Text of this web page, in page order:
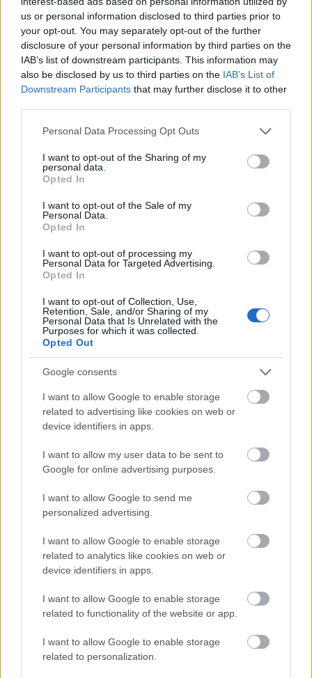
us or personal information disclosed to third parties prior to
your opt-out. You may separately opt-out of the further
disclosure of your personal information by third parties on the
IAB’s list of downstream participants. This information may
also be disclosed by us to third parties on the IAB’s List of
Downstream Participants that may further disclose it to other
Please note that this website/app uses one or more Google
not limited to your visit or usage behaviour. You may click to
grant or deny consent to Google and its third-party tags to
use your data for below specified purposes in below Google
consent section.
Personal Data Processing Opt Outs
I want to opt-out of the Sharing of my
personal data.
Opted In
I want to opt-out of the Sale of my
Personal Data.
Opted In
I want to opt-out of processing my
Personal Data for Targeted Advertising.
Opted In
I want to opt-out of Collection, Use,
Retention, Sale, and/or Sharing of my
Personal Data that Is Unrelated with the
Purposes for which it was collected.
Opted Out
Google consents
I want to allow Google to enable storage
related to advertising like cookies on web or
device identifiers in apps.
I want to allow my user data to be sent to
Google for online advertising purposes.
I want to allow Google to send me
personalized advertising.
I want to allow Google to enable storage
related to analytics like cookies on web or
device identifiers in apps.
I want to allow Google to enable storage
related to functionality of the website or app.
I want to allow Google to enable storage
related to personalization.
"A hétköznapi játékosok játékért történő megfizetése
egy olyan koncepció, amit még soha nem csinált senki." -
nyilatkozta Min-Liang Tan, a Razer vezérigazgatója és
társalapítója. "A játékosok egyszerűen kihasználhatják a
jutalomrendszer előnyeit, azáltal, hogy azt csinálják, amit
eddig is csináltak."
játékaikat a Razer Cortex-en keresztül indítják el
jogosultak a zSilver jutalmakra. A zSilver birtokosok
Mamba Chroma gamer egér, a Razer Blackwidow
Chroma, de más ajánlatok mellett, különböző
termékkedvezményekhez is juthatnak.
A közelmúlt egyik legnépszerűbb terméke a Razer limitált
kiadású, Razer Chroma™ világítási technológiával
rendelkező bögretartója volt, amely hamarosan már csak
kizárólag zSilverrel lesz megszerezhető. A Razer
beváltás részletei a
zSilver jutalom katalógusában
kerülnek ismertetésre. A Razer bögretartó beváltási ára
100.000 zSilver lesz. A zSilver gyorsabb
megszerzésének érdekében a program első két hetében
játékkal töltött perc után 6 zSilverrel jutalmazzuk.
Diákok a munkaerőpiacon: Így formálják a 2026-os
trendeket a fiatalok elvárásai (X)
A diákoknak már nem elég a magas órabér,
#it #játék #pénzjutalom